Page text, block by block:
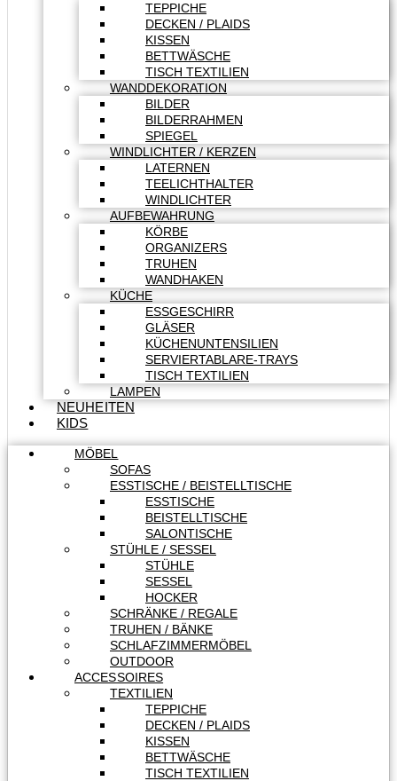
TEPPICHE
DECKEN / PLAIDS
KISSEN
BETTWÄSCHE
TISCH TEXTILIEN
WANDDEKORATION
BILDER
BILDERRAHMEN
SPIEGEL
WINDLICHTER / KERZEN
LATERNEN
TEELICHTHALTER
WINDLICHTER
AUFBEWAHRUNG
KÖRBE
ORGANIZERS
TRUHEN
WANDHAKEN
KÜCHE
ESSGESCHIRR
GLÄSER
KÜCHENUNTENSILIEN
SERVIERTABLARE-TRAYS
TISCH TEXTILIEN
LAMPEN
NEUHEITEN
KIDS
MÖBEL
SOFAS
ESSTISCHE / BEISTELLTISCHE
ESSTISCHE
BEISTELLTISCHE
SALONTISCHE
STÜHLE / SESSEL
STÜHLE
SESSEL
HOCKER
SCHRÄNKE / REGALE
TRUHEN / BÄNKE
SCHLAFZIMMERMÖBEL
OUTDOOR
ACCESSOIRES
TEXTILIEN
TEPPICHE
DECKEN / PLAIDS
KISSEN
BETTWÄSCHE
TISCH TEXTILIEN